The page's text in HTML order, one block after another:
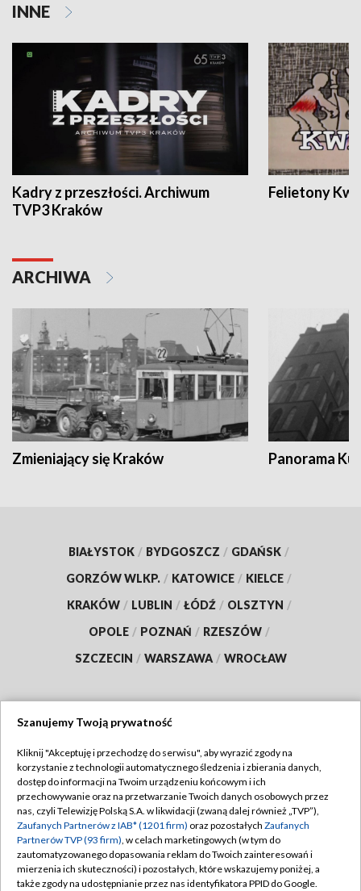
INNE
Kadry z przeszłości. Archiwum
TVP3 Kraków
Felietony
ARCHIWA
Zmieniający się Kraków Panorama
BIAŁYSTOK / BYDGOSZCZ / GDAŃSK /
GORZÓW WLKP. / KATOWICE / KIELCE /
KRAKÓW / LUBLIN / ŁÓDŹ / OLSZTYN /
OPOLE / POZNAŃ / RZESZÓW /
SZCZECIN / WARSZAWA / WROCŁAW
TVP
Abonament TVP
Emisja w TVP
Centrum informacji TVP
Naziemna Telewizja Cyfrowa
Regulamin TVP
Polityka prywatności
Moje zgody
Pomoc
Szanujemy Twoją prywatność
Kliknij "Akceptuję i przechodzę do serwisu", aby wyrazić zgody na
korzystanie z technologii automatycznego śledzenia i zbierania danych,
dostęp do informacji na Twoim urządzeniu końcowym i ich
przechowywanie oraz na przetwarzanie Twoich danych osobowych przez
nas, czyli Telewizję Polską S.A. w likwidacji (zwaną dalej również „TVP”),
Zaufanych Partnerów z IAB* (1201 firm) oraz pozostałych Zaufanych
Partnerów TVP (93 firm), w celach marketingowych (w tym do
zautomatyzowanego dopasowania reklam do Twoich zainteresowań i
mierzenia ich skuteczności) i pozostałych, które wskazujemy poniżej, a
także zgody na udostępnianie przez nas identyfikatora PPID do Google.